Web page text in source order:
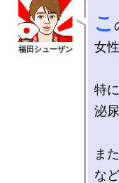
こ
女
特
泌
ま
など